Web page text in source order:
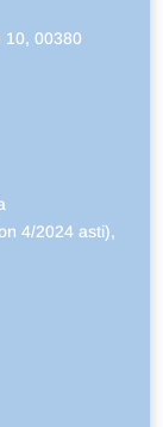
10, 00380
4/2024 asti),